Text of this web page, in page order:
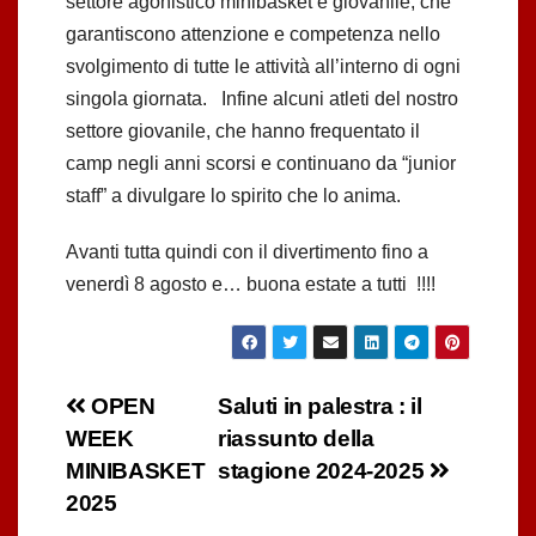
garantiscono attenzione e competenza nello
svolgimento di tutte le attività all’interno di ogni
singola giornata. Infine alcuni atleti del nostro
settore giovanile, che hanno frequentato il
camp negli anni scorsi e continuano da “junior
staff” a divulgare lo spirito che lo anima.
Avanti tutta quindi con il divertimento fino a
venerdì 8 agosto e… buona estate a tutti !!!!
Navigazione
articoli
Saluti in palestra : il
riassunto della
stagione 2024-2025
OPEN
WEEK
MINIBASKET
2025